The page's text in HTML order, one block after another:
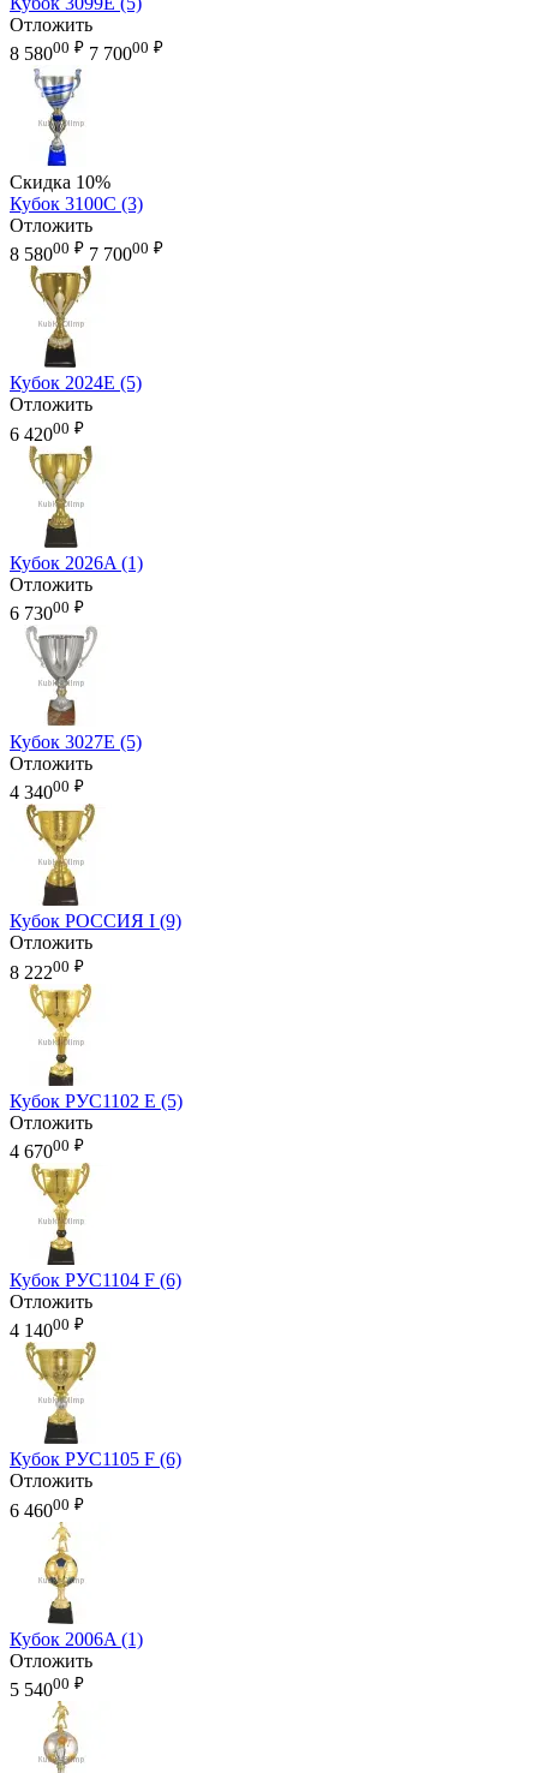
Отложить
8 58000 ₽ 7 70000 ₽
Скидка 10%
Кубок 3100C (3)
Отложить
8 58000 ₽ 7 70000 ₽
Кубок 2024E (5)
Отложить
6 42000 ₽
Кубок 2026A (1)
Отложить
6 73000 ₽
Кубок 3027E (5)
Отложить
4 34000 ₽
Кубок РОССИЯ I (9)
Отложить
8 22200 ₽
Кубок РУС1102 E (5)
Отложить
4 67000 ₽
Кубок РУС1104 F (6)
Отложить
4 14000 ₽
Кубок РУС1105 F (6)
Отложить
6 46000 ₽
Кубок 2006A (1)
Отложить
5 54000 ₽